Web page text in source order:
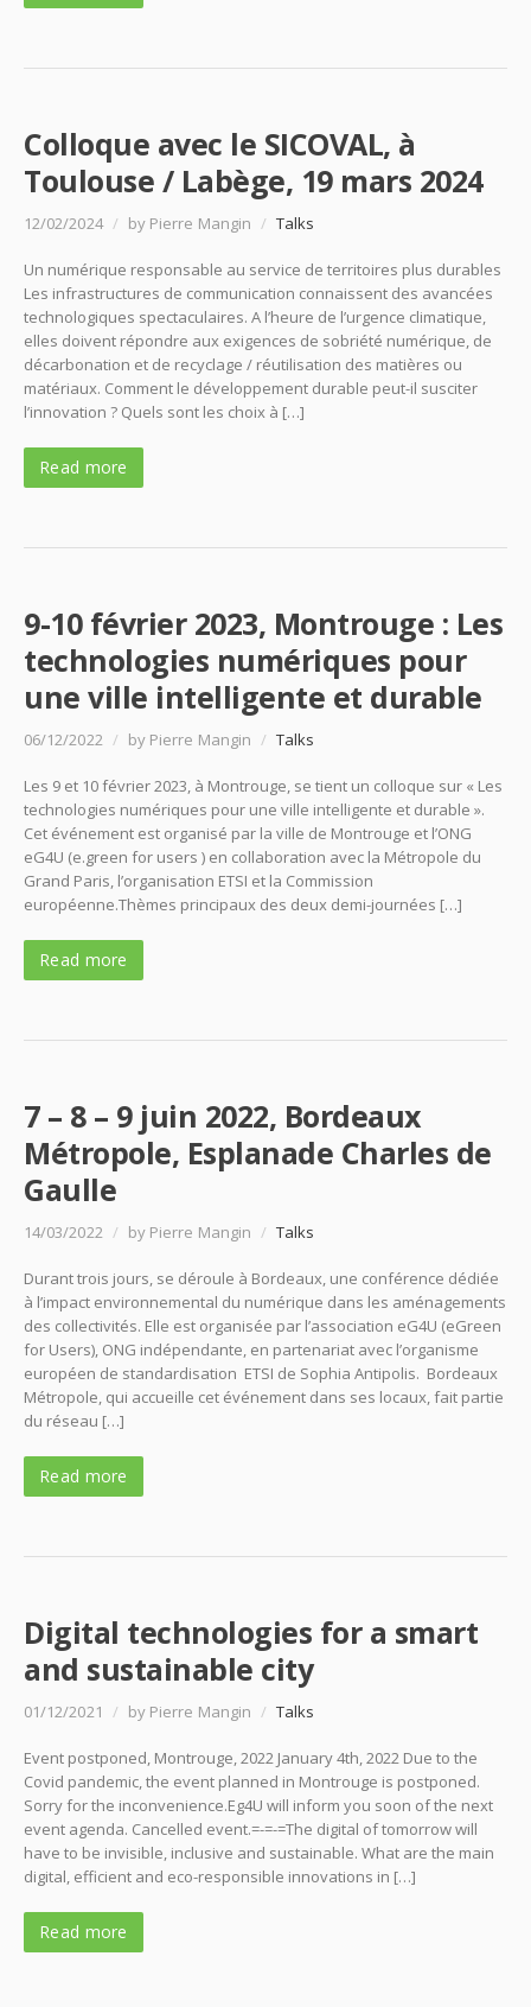
Colloque avec le SICOVAL, à
Toulouse / Labège, 19 mars 2024
12/02/2024 / by Pierre Mangin / Talks
Un numérique responsable au service de territoires plus durables
Les infrastructures de communication connaissent des avancées
technologiques spectaculaires. A l’heure de l’urgence climatique,
elles doivent répondre aux exigences de sobriété numérique, de
décarbonation et de recyclage / réutilisation des matières ou
matériaux. Comment le développement durable peut-il susciter
l’innovation ? Quels sont les choix à […]
Read more
9-10 février 2023, Montrouge : Les
technologies numériques pour
une ville intelligente et durable
06/12/2022 / by Pierre Mangin / Talks
Les 9 et 10 février 2023, à Montrouge, se tient un colloque sur « Les
technologies numériques pour une ville intelligente et durable ».
Cet événement est organisé par la ville de Montrouge et l’ONG
eG4U (e.green for users ) en collaboration avec la Métropole du
Grand Paris, l’organisation ETSI et la Commission
européenne.Thèmes principaux des deux demi-journées […]
Read more
7 – 8 – 9 juin 2022, Bordeaux
Métropole, Esplanade Charles de
Gaulle
14/03/2022 / by Pierre Mangin / Talks
Durant trois jours, se déroule à Bordeaux, une conférence dédiée
à l’impact environnemental du numérique dans les aménagements
des collectivités. Elle est organisée par l’association eG4U (eGreen
for Users), ONG indépendante, en partenariat avec l’organisme
européen de standardisation ETSI de Sophia Antipolis. Bordeaux
Métropole, qui accueille cet événement dans ses locaux, fait partie
du réseau […]
Read more
Digital technologies for a smart
and sustainable city
01/12/2021 / by Pierre Mangin / Talks
Event postponed, Montrouge, 2022 January 4th, 2022 Due to the
Covid pandemic, the event planned in Montrouge is postponed.
Sorry for the inconvenience.Eg4U will inform you soon of the next
event agenda. Cancelled event.=-=-=The digital of tomorrow will
have to be invisible, inclusive and sustainable. What are the main
digital, efficient and eco-responsible innovations in […]
Read more